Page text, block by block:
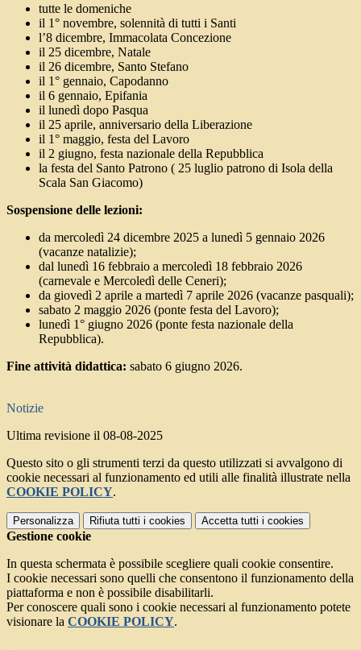
tutte le domeniche
il 1° novembre, solennità di tutti i Santi
l’8 dicembre, Immacolata Concezione
il 25 dicembre, Natale
il 26 dicembre, Santo Stefano
il 1° gennaio, Capodanno
il 6 gennaio, Epifania
il lunedì dopo Pasqua
il 25 aprile, anniversario della Liberazione
il 1° maggio, festa del Lavoro
il 2 giugno, festa nazionale della Repubblica
la festa del Santo Patrono ( 25 luglio patrono di Isola della
Scala San Giacomo)
Sospensione delle lezioni:
da mercoledì 24 dicembre 2025 a lunedì 5 gennaio 2026
(vacanze natalizie);
dal lunedì 16 febbraio a mercoledì 18 febbraio 2026
(carnevale e Mercoledì delle Ceneri);
da giovedì 2 aprile a martedì 7 aprile 2026 (vacanze pasquali);
sabato 2 maggio 2026 (ponte festa del Lavoro);
lunedì 1° giugno 2026 (ponte festa nazionale della
Repubblica).
Fine attività didattica: sabato 6 giugno 2026.
Notizie
Ultima revisione il 08-08-2025
Questo sito o gli strumenti terzi da questo utilizzati si avvalgono di
cookie necessari al funzionamento ed utili alle finalità illustrate nella
COOKIE POLICY.
Personalizza Rifiuta tutti i cookies Accetta tutti i cookies
Gestione cookie
In questa schermata è possibile scegliere quali cookie consentire.
I cookie necessari sono quelli che consentono il funzionamento della
piattaforma e non è possibile disabilitarli.
Per conoscere quali sono i cookie necessari al funzionamento potete
visionare la COOKIE POLICY.